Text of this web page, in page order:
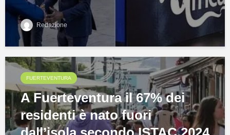
Redazione
FUERTEVENTURA
A Fuerteventura il 67% dei
residenti è nato fuori